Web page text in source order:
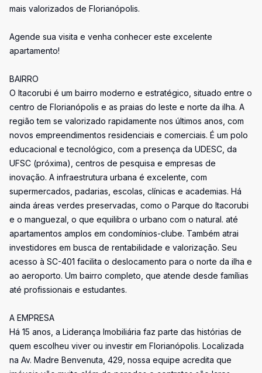
mais valorizados de Florianópolis.
Agende sua visita e venha conhecer este excelente
apartamento!
BAIRRO
O Itacorubi é um bairro moderno e estratégico, situado entre o
centro de Florianópolis e as praias do leste e norte da ilha. A
região tem se valorizado rapidamente nos últimos anos, com
novos empreendimentos residenciais e comerciais. É um polo
educacional e tecnológico, com a presença da UDESC, da
UFSC (próxima), centros de pesquisa e empresas de
inovação. A infraestrutura urbana é excelente, com
supermercados, padarias, escolas, clínicas e academias. Há
ainda áreas verdes preservadas, como o Parque do Itacorubi
e o manguezal, o que equilibra o urbano com o natural. até
apartamentos amplos em condomínios-clube. Também atrai
investidores em busca de rentabilidade e valorização. Seu
acesso à SC-401 facilita o deslocamento para o norte da ilha e
ao aeroporto. Um bairro completo, que atende desde famílias
até profissionais e estudantes.
A EMPRESA
Há 15 anos, a Liderança Imobiliária faz parte das histórias de
quem escolheu viver ou investir em Florianópolis. Localizada
na Av. Madre Benvenuta, 429, nossa equipe acredita que